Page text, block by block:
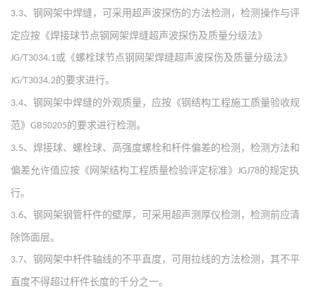
3.3、钢网架中焊缝，可采用超声波探伤的方法检测，检测操作与评
定应按《焊接球节点钢网架焊缝超声波探伤及质量分级法》
JG/T3034.1或《螺栓球节点钢网架焊缝超声波探伤及质量分级法》
JG/T3034.2的要求进行。
3.4、钢网架中焊缝的外观质量，应按《钢结构工程施工质量验收规
范》 GB50205的要求进行检测。
3.5、焊接球、螺栓球、高强度螺栓和杆件偏差的检测，检测方法和
偏差允许值应按《网架结构工程质量检验评定标准》 JGJ78的规定执
行。
3.6、钢网架钢管杆件的壁厚，可采用超声测厚仪检测，检测前应清
除饰面层。
3.7、钢网架中杆件轴线的不平直度，可用拉线的方法检测，其不平
直度不得超过杆件长度的千分之一。